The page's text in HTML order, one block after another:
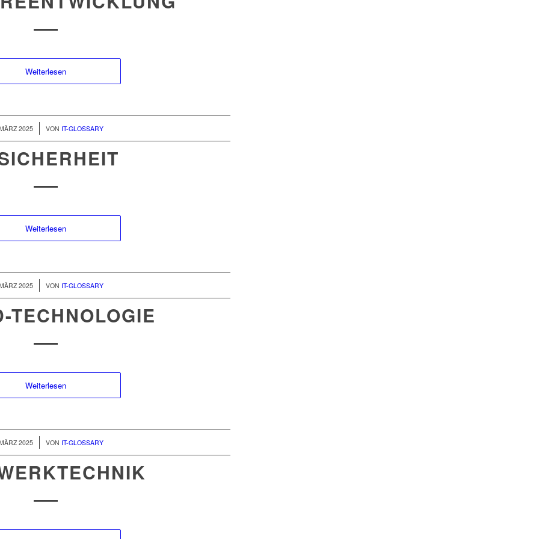
Weiterlesen
2025
/ VON IT-GLOSSARY
Weiterlesen
2025
/ VON IT-GLOSSARY
TECHNOLOGIE
Weiterlesen
2025
/ VON IT-GLOSSARY